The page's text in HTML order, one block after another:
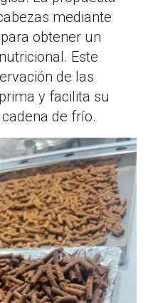
mediante
obtener un
Este
de las
y facilita su
de frío.